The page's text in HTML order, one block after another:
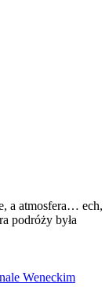
a atmosfera… ech,
podróży była
Weneckim